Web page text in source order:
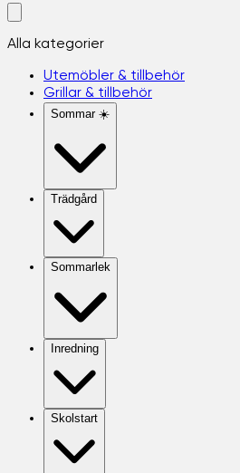
Alla kategorier
Utemöbler & tillbehör
Grillar & tillbehör
Sommar ☀️
Trädgård
Sommarlek
Inredning
Skolstart